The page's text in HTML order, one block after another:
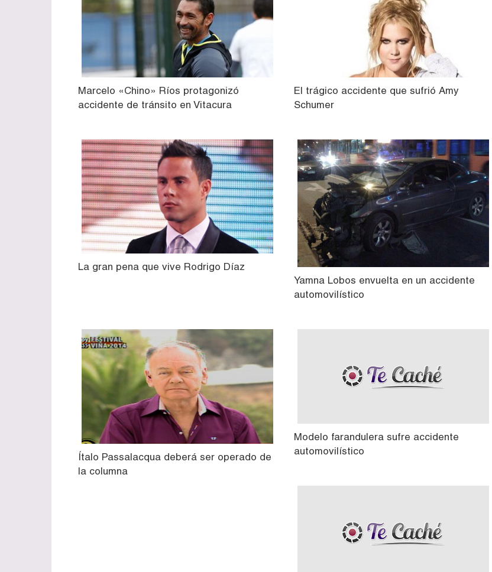
Marcelo «Chino» Ríos protagonizó
accidente de tránsito en Vitacura
El trágico accidente que sufrió Amy
Schumer
La gran pena que vive Rodrigo Díaz
Yamna Lobos envuelta en un accidente
automovilístico
Ítalo Passalacqua deberá ser operado de
la columna
Modelo farandulera sufre accidente
automovilístico